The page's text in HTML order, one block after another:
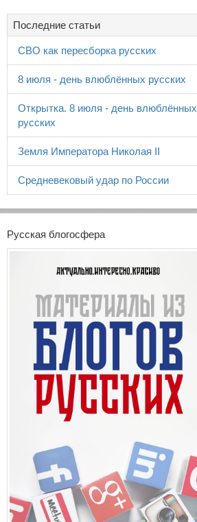
Последние статьи
СВО как пересборка русских
8 июля - день влюблённых русских
Открытка. 8 июля - день влюблённых
русских
Земля Императора Николая II
Средневековый удар по России
Русская блогосфера